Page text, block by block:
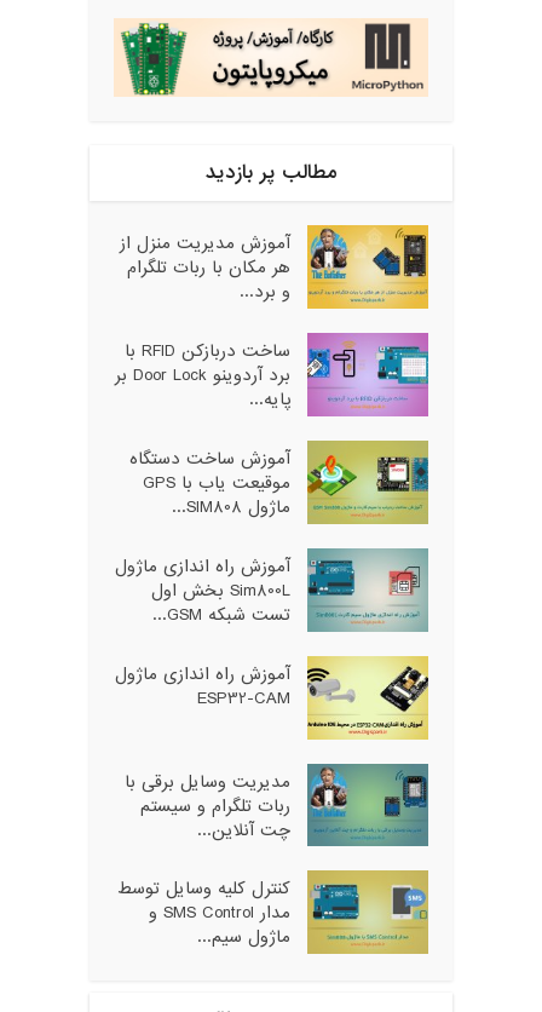
مطالب پر بازدید
آموزش مدیریت منزل از
هر مکان با ربات تلگرام
و برد...
ساخت دربازکن RFID با
برد آردوینو Door Lock بر
پایه...
آموزش ساخت دستگاه
موقیعت یاب با GPS
ماژول SIM808...
آموزش راه اندازی ماژول
Sim800L بخش اول
تست شبکه GSM...
آموزش راه اندازی ماژول
ESP32-CAM
مدیریت وسایل برقی با
ربات تلگرام و سیستم
چت آنلاین...
کنترل کلیه وسایل توسط
مدار SMS Control و
ماژول سیم...